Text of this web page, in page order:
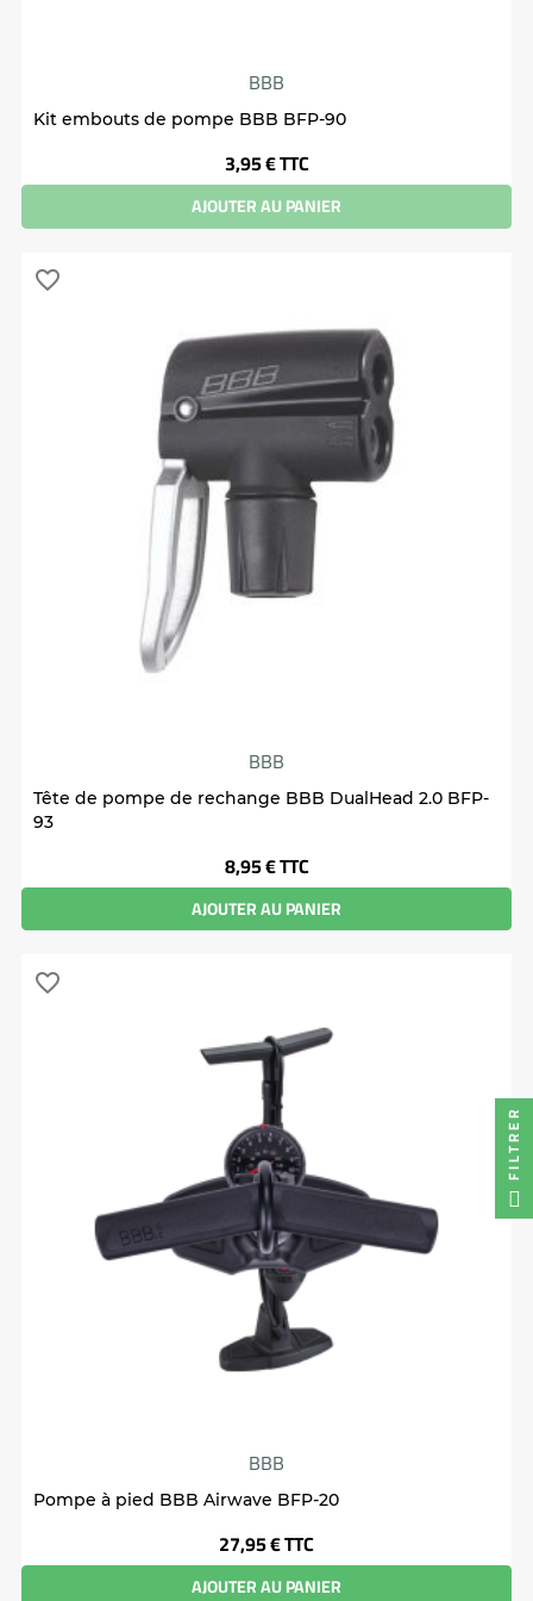
BBB
Kit embouts de pompe BBB BFP-90
Prix
3,95 €TTC
AJOUTER AU PANIER
BBB
Tête de pompe de rechange BBB DualHead 2.0 BFP-
93
Prix
8,95 €TTC
AJOUTER AU PANIER
favorite_border
BBB
Pompe à pied BBB Airwave BFP-20
Prix
27,95 €TTC
AJOUTER AU PANIER
favorite_border
FILTRER